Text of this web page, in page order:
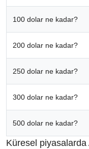
100 dolar ne kadar?
200 dolar ne kadar?
250 dolar ne kadar?
300 dolar ne kadar?
500 dolar ne kadar?
Küresel piyasalarda